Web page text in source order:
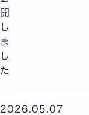
開
し
ま
し
た
2026.05.07